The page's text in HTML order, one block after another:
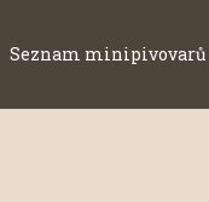
Seznam minipivovarů